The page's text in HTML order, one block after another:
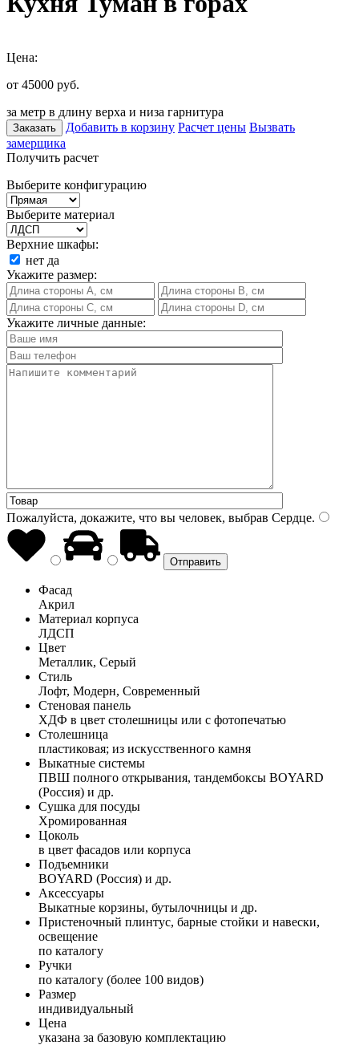
Цена:
от 45000 руб.
за метр в длину верха и низа гарнитура
Заказать Добавить в корзину Расчет цены Вызвать
замерщика
Получить расчет
Выберите конфигурацию
Выберите материал
Верхние шкафы:
нет да
Укажите размер:
Укажите личные данные:
Пожалуйста, докажите, что вы человек, выбрав Сердце.
Фасад
Акрил
Материал корпуса
ЛДСП
Цвет
Металлик, Серый
Стиль
Лофт, Модерн, Современный
Стеновая панель
ХДФ в цвет столешницы или с фотопечатью
Столешница
пластиковая; из искусственного камня
Выкатные системы
ПВШ полного открывания, тандембоксы BOYARD
(Россия) и др.
Сушка для посуды
Хромированная
Цоколь
в цвет фасадов или корпуса
Подъемники
BOYARD (Россия) и др.
Аксессуары
Выкатные корзины, бутылочницы и др.
Пристеночный плинтус, барные стойки и навески,
освещение
по каталогу
Ручки
по каталогу (более 100 видов)
Размер
индивидуальный
Цена
указана за базовую комплектацию